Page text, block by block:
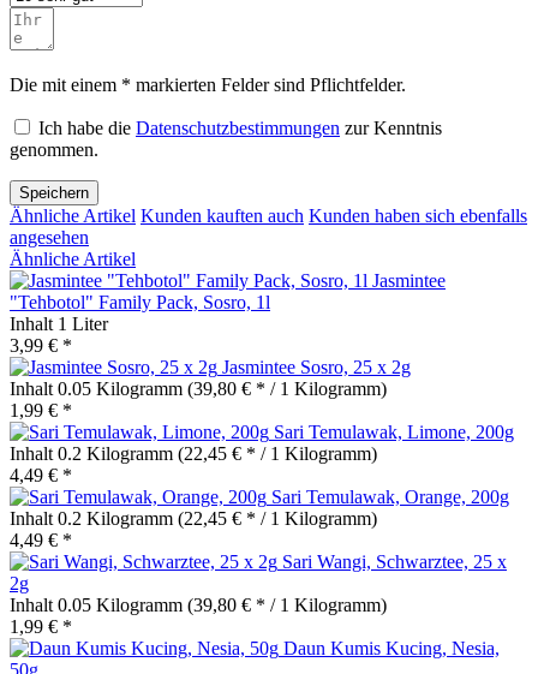
Die mit einem * markierten Felder sind Pflichtfelder.
Ich habe die Datenschutzbestimmungen zur Kenntnis
genommen.
Speichern
Ähnliche Artikel Kunden kauften auch Kunden haben sich ebenfalls
angesehen
Ähnliche Artikel
Jasmintee
"Tehbotol" Family Pack, Sosro, 1l
Inhalt 1 Liter
3,99 € *
Jasmintee Sosro, 25 x 2g
Inhalt 0.05 Kilogramm (39,80 € * / 1 Kilogramm)
1,99 € *
Sari Temulawak, Limone, 200g
Inhalt 0.2 Kilogramm (22,45 € * / 1 Kilogramm)
4,49 € *
Sari Temulawak, Orange, 200g
Inhalt 0.2 Kilogramm (22,45 € * / 1 Kilogramm)
4,49 € *
Sari Wangi, Schwarztee, 25 x
2g
Inhalt 0.05 Kilogramm (39,80 € * / 1 Kilogramm)
1,99 € *
Daun Kumis Kucing, Nesia,
50g